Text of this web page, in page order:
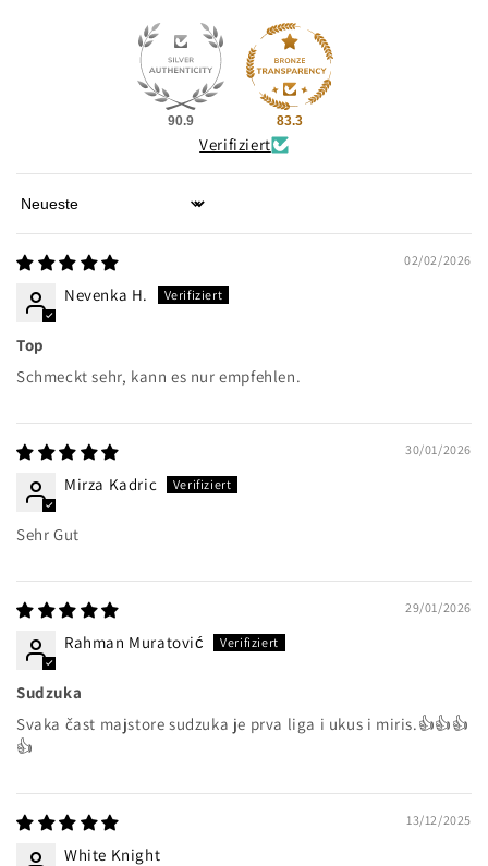
90.9 83.3
Verifiziert
Sort by
02/02/2026
Nevenka H.
Top
Schmeckt sehr, kann es nur empfehlen.
30/01/2026
Mirza Kadric
Sehr Gut
29/01/2026
Rahman Muratović
Sudzuka
Svaka čast majstore sudzuka je prva liga i ukus i miris.👍👍👍
👍
13/12/2025
White Knight